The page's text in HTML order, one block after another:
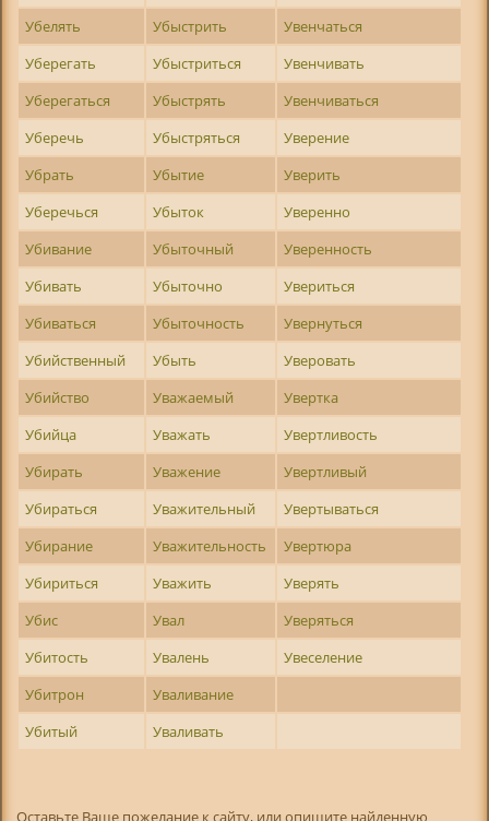
Убелять
Убыстрить
Увенчаться
Уберегать
Убыстриться
Увенчивать
Уберегаться
Убыстрять
Увенчиваться
Уберечь
Убыстряться
Уверение
Убрать
Убытие
Уверить
Уберечься
Убыток
Уверенно
Убивание
Убыточный
Уверенность
Убивать
Убыточно
Увериться
Убиваться
Убыточность
Увернуться
Убийственный
Убыть
Уверовать
Убийство
Уважаемый
Увертка
Убийца
Уважать
Увертливость
Убирать
Уважение
Увертливый
Убираться
Уважительный
Увертываться
Убирание
Уважительность
Увертюра
Убириться
Уважить
Уверять
Убис
Увал
Уверяться
Убитость
Увалень
Увеселение
Убитрон
Уваливание
Убитый
Уваливать
Оставьте Ваше пожелание к сайту, или опишите найденную